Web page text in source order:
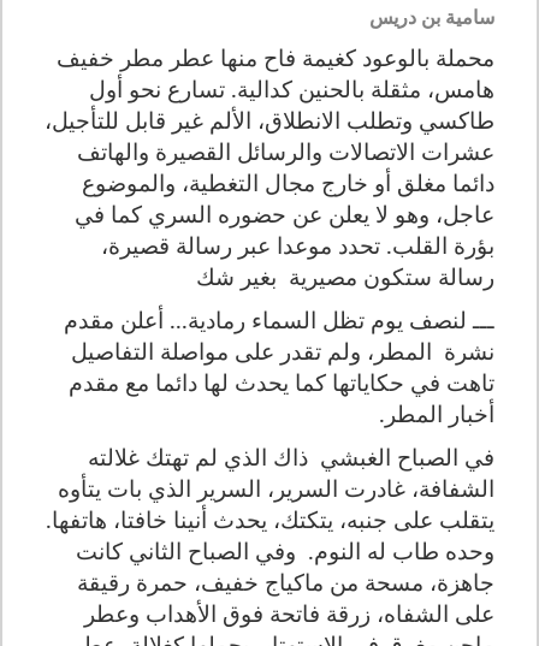
سامية بن دريس
محملة بالوعود كغيمة فاح منها عطر مطر خفيف
هامس، مثقلة بالحنين كدالية. تسارع نحو أول
طاكسي وتطلب الانطلاق، الألم غير قابل للتأجيل،
عشرات الاتصالات والرسائل القصيرة والهاتف
دائما مغلق أو خارج مجال التغطية، والموضوع
عاجل، وهو لا يعلن عن حضوره السري كما في
بؤرة القلب. تحدد موعدا عبر رسالة قصيرة،
رسالة ستكون مصيرية بغير شك
ـــ لنصف يوم تظل السماء رمادية... أعلن مقدم
نشرة المطر، ولم تقدر على مواصلة التفاصيل
تاهت في حكاياتها كما يحدث لها دائما مع مقدم
أخبار المطر.
في الصباح الغبشي ذاك الذي لم تهتك غلالته
الشفافة، غادرت السرير، السرير الذي بات يتأوه
يتقلب على جنبه، يتكتك، يحدث أنينا خافتا، هاتفها.
وحده طاب له النوم. وفي الصباح الثاني كانت
جاهزة، مسحة من ماكياج خفيف، حمرة رقيقة
على الشفاه، زرقة فاتحة فوق الأهداب وعطر